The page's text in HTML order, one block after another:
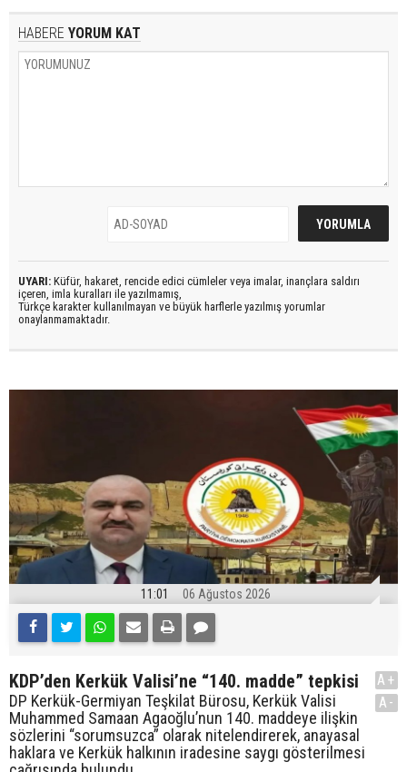
HABERE YORUM KAT
UYARI: Küfür, hakaret, rencide edici cümleler veya imalar, inançlara saldırı
içeren, imla kuralları ile yazılmamış,
Türkçe karakter kullanılmayan ve büyük harflerle yazılmış yorumlar
onaylanmamaktadır.
11:01 06 Ağustos 2026
KDP’den Kerkük Valisi’ne “140. madde” tepkisi
DP Kerkük-Germiyan Teşkilat Bürosu, Kerkük Valisi
Muhammed Samaan Agaoğlu’nun 140. maddeye ilişkin
sözlerini “sorumsuzca” olarak nitelendirerek, anayasal
haklara ve Kerkük halkının iradesine saygı gösterilmesi
A+
A-